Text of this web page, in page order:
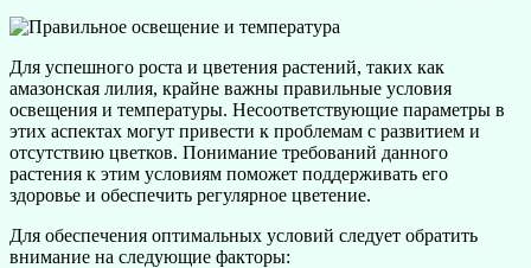
Для успешного роста и цветения растений, таких как
амазонская лилия, крайне важны правильные условия
освещения и температуры. Несоответствующие параметры в
этих аспектах могут привести к проблемам с развитием и
отсутствию цветков. Понимание требований данного
растения к этим условиям поможет поддерживать его
здоровье и обеспечить регулярное цветение.
Для обеспечения оптимальных условий следует обратить
внимание на следующие факторы: